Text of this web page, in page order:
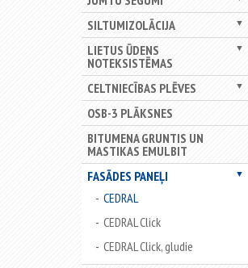
▼
SILTUMIZOLĀCIJA
▼
LIETUS ŪDENS
NOTEKSISTĒMAS
▼
CELTNIECĪBAS PLĒVES
OSB-3 PLĀKSNES
BITUMENA GRUNTIS UN
MASTIKAS EMULBIT
▼
FASĀDES PANEĻI
CEDRAL
CEDRAL Click
CEDRAL Click, gludie